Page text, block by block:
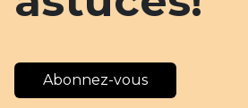
Abonnez-vous